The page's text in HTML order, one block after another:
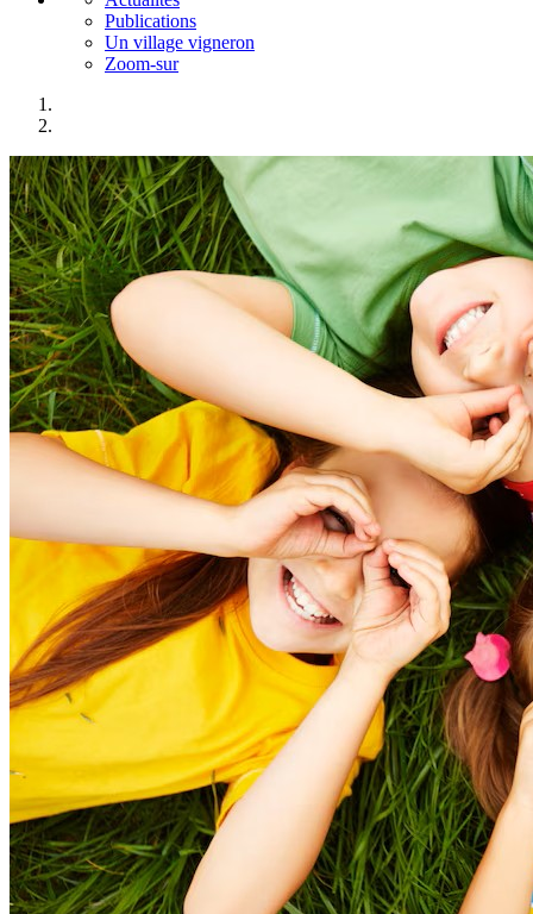
Publications
Un village vigneron
Zoom-sur
Actualités à la une